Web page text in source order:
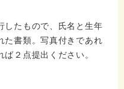
したもので、氏名と生年
た書類。写真付きであれ
２点提出ください。